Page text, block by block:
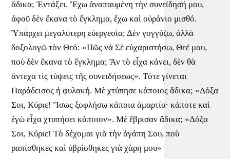
ἄδικα; Ἐντάξει. Ἔχω ἀναπαυμένη τὴν συνείδησή μου,
ἀφοῦ δὲν ἔκανα τὸ ἔγκλημα, ἔχω καὶ οὐράνιο μισθό.
Ὑπάρχει μεγαλύτερη εὐεργεσία; Δὲν γογγύζω, ἀλλὰ
δοξολογῶ τὸν Θεό: «Πῶς νὰ Σὲ εὐχαριστήσω, Θεέ μου,
ποὺ δὲν ἔκανα τὸ ἔγκλημα; Ἂν τὸ εἶχα κάνει, δὲν θὰ
ἄντεχα τὶς τύψεις τῆς συνειδήσεως». Τότε γίνεται
Παράδεισος ἡ φυλακή. Μὲ χτύπησε κάποιος ἄδικα; «Δόξα
Σοι, Κύριε! Ἴσως ξοφλήσω κάποια ἁμαρτία· κάποτε καὶ
ἐγὼ εἶχα χτυπήσει κάποιον». Μὲ ἔβρισαν ἄδικα; «Δόξα
Σοι, Κύριε! Τὸ δέχομαι γιὰ τὴν ἀγάπη Σου, ποὺ
ραπίσθηκες καὶ ὑβρίσθηκες γιὰ χάρη μου»